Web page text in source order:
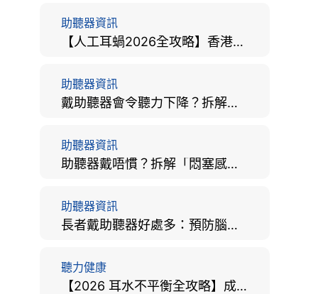
助聽器資訊
【人工耳蝸2026全攻略】香港手術費用、原理與副作用評估！
助聽器資訊
戴助聽器會令聽力下降？拆解越戴越聾迷思與聽覺剝奪真相
助聽器資訊
助聽器戴唔慣？拆解「悶塞感」成因、堵耳效應與 4 週適應期全攻略
助聽器資訊
長者戴助聽器好處多：預防腦退化、9大誤區破解及家屬陪伴全手冊
聽力健康
【2026 耳水不平衡全攻略】成因、病徵、治療及改善方法